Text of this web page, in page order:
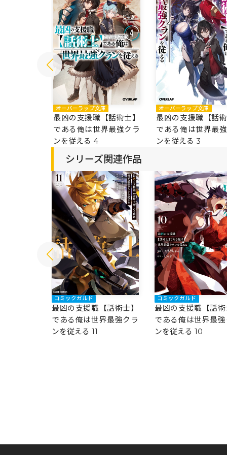
オーバーラップ文庫
最凶の支援職【話術士】
である俺は世界最強クラ
ンを従える 4
オーバーラップ文庫
最凶の支援職【話
である俺は世界最
ンを従える 3
シリーズ関連作品
コミックガルド
最凶の支援職【話術士】
である俺は世界最強クラ
ンを従える 11
コミックガルド
最凶の支援職【話
である俺は世界最
ンを従える 10